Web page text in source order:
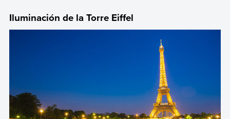
Iluminación de la Torre Eiffel